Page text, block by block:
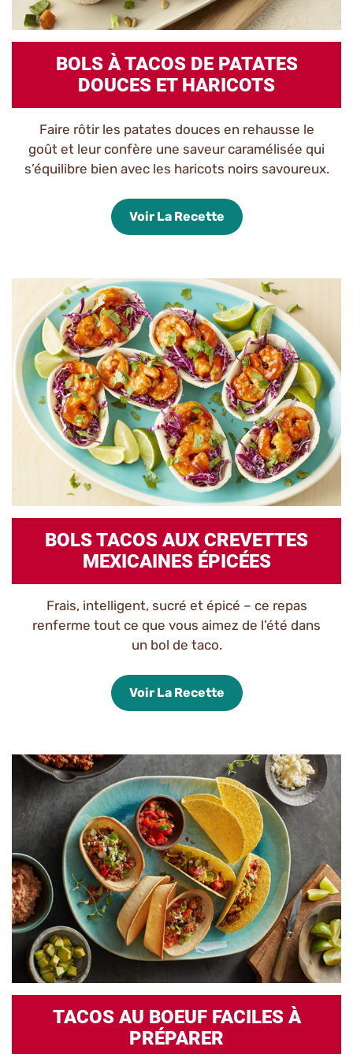
BOLS À TACOS DE PATATES
DOUCES ET HARICOTS
Faire rôtir les patates douces en rehausse le
goût et leur confère une saveur caramélisée qui
s’équilibre bien avec les haricots noirs savoureux.
Voir La Recette
BOLS TACOS AUX CREVETTES
MEXICAINES ÉPICÉES
Frais, intelligent, sucré et épicé – ce repas
renferme tout ce que vous aimez de l’été dans
un bol de taco.
Voir La Recette
TACOS AU BOEUF FACILES À
PRÉPARER